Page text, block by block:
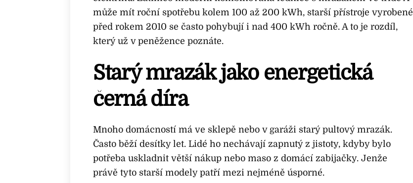
může mít roční spotřebu kolem 100 až 200 kWh, starší přístroje vyrobené
před rokem 2010 se často pohybují i nad 400 kWh ročně. A to je rozdíl,
který už v peněžence poznáte.
Starý mrazák jako energetická
černá díra
Mnoho domácností má ve sklepě nebo v garáži starý pultový mrazák.
Často běží desítky let. Lidé ho nechávají zapnutý z jistoty, kdyby bylo
potřeba uskladnit větší nákup nebo maso z domácí zabijačky. Jenže
právě tyto starší modely patří mezi nejméně úsporné.